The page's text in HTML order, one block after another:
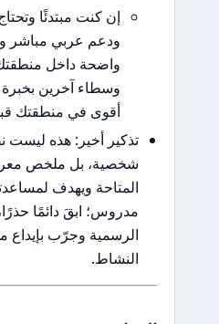
إن كنت مبتدئًا وتحتاج إلى بيئة
ودعم عربي مباشر وحماية تنظيمية
واضحة داخل منطقتك، فكر أولاً
وسطاء آخرين بخبرة محلية وتراخيص
أقوى في منطقتك قبل إيداع مبالغ
أخير: هذه ليست نصيحة استثمارية
بل ملخص معرفي يعتمد على
ويهدف لمساعدتك على اتخاذ
ابقَ دائمًا حذرًا، وتحقق من
وجرّب بإيداع محدود قبل تكثيف